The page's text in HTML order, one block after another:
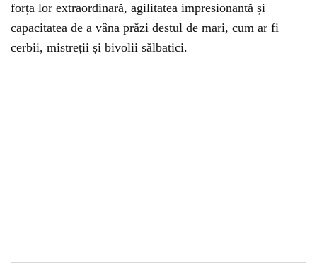
forța lor extraordinară, agilitatea impresionantă și
capacitatea de a vâna prăzi destul de mari, cum ar fi
cerbii, mistreții și bivolii sălbatici.